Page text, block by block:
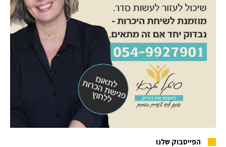
הפייסבוק שלנו